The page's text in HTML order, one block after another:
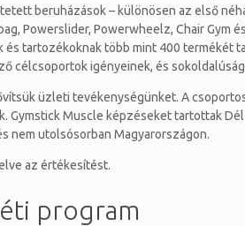
beruházások – különösen az első
Powerslider, Powerwheelz, Chair Gym
tartozékoknak több mint 400 termékét
célcsoportok igényeinek, és
üzleti tevékenységünket. A
Gymstick Muscle képzéseket tartottak
nem utolsósorban Magyarországon.
az értékesítést.
program